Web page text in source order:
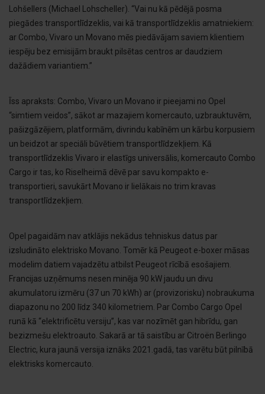
Lohšellers (Michael Lohscheller). “Vai nu kā pēdējā posma
piegādes transportlīdzeklis, vai kā transportlīdzeklis amatniekiem:
ar Combo, Vivaro un Movano mēs piedāvājam saviem klientiem
iespēju bez emisijām braukt pilsētas centros ar daudziem
dažādiem variantiem.”
Īss apraksts: Combo, Vivaro un Movano ir pieejami no Opel
“simtiem veidos”, sākot ar mazajiem komercauto, uzbrauktuvēm,
pašizgāzējiem, platformām, divrindu kabīnēm un kārbu korpusiem
un beidzot ar speciāli būvētiem transportlīdzekļiem. Kā
transportlīdzeklis Vivaro ir elastīgs universālis, komercauto Combo
Cargo ir tas, ko Riselheimā dēvē par savu kompakto e-
transportieri, savukārt Movano ir lielākais no trim kravas
transportlīdzekļiem.
Opel pagaidām nav atklājis nekādus tehniskus datus par
izsludināto elektrisko Movano. Tomēr kā Peugeot e-boxer māsas
modelim datiem vajadzētu atbilst Peugeot rīcībā esošajiem.
Francijas uzņēmums nesen minēja 90 kW jaudu un divu
akumulatoru izmēru (37 un 70 kWh) ar (provizorisku) nobraukuma
diapazonu no 200 līdz 340 kilometriem. Par Combo Cargo Opel
runā kā “elektrificētu versiju”, kas var nozīmēt gan hibrīdu, gan
bezizmešu elektroauto. Sakarā ar tā saistību ar Citroën Berlingo
Electric, kura jaunā versija iznāks 2021.gadā, tas varētu būt pilnībā
elektrisks komercauto.